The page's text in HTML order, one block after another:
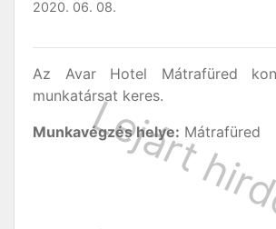
2020. 06. 08.
Az Avar Hotel Mátrafüred
munkatársat keres.
Munkavégzés helye: Mátrafüred